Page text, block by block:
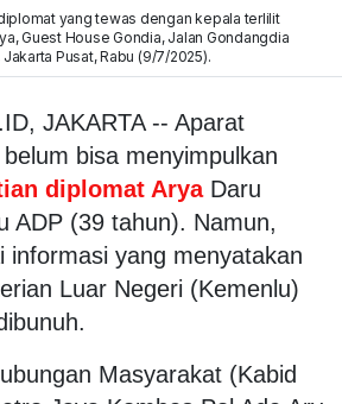
yang tewas dengan kepala terlilit
Guest House Gondia, Jalan Gondangdia
Pusat, Rabu (9/7/2025).
JAKARTA -- Aparat
bisa menyimpulkan
diplomat Arya Daru
ADP (39 tahun). Namun,
informasi yang menyatakan
Luar Negeri (Kemenlu)
Masyarakat (Kabid